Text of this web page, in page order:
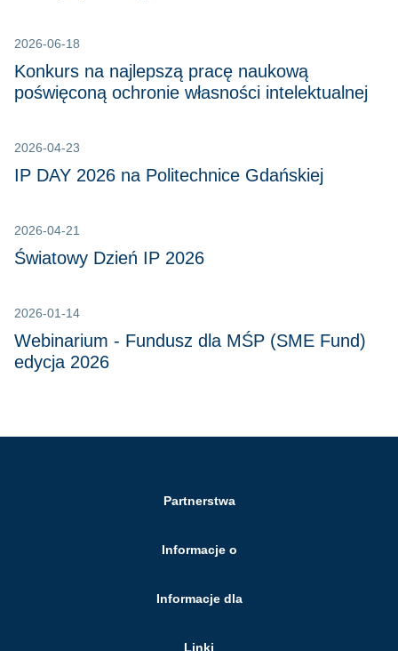
2026-06-18
Konkurs na najlepszą pracę naukową
poświęconą ochronie własności intelektualnej
2026-04-23
IP DAY 2026 na Politechnice Gdańskiej
2026-04-21
Światowy Dzień IP 2026
2026-01-14
Webinarium - Fundusz dla MŚP (SME Fund)
edycja 2026
Partnerstwa
Informacje o
Informacje dla
Linki